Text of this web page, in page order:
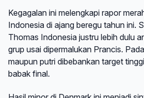
Kegagalan ini melengkapi rapor
Indonesia di ajang beregu tahun ini.
Thomas Indonesia justru lebih dulu
grup usai dipermalukan Prancis.
maupun putri dibebankan target
babak final.